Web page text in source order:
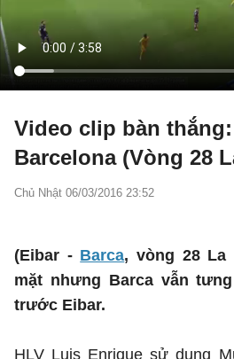
Video clip bàn
Barcelona (Vòng 28
Chủ Nhật 06/03/2016 23:52
(Eibar - Barca, vòng 28 La
mặt nhưng Barca vẫn
trước Eibar.
HLV Luis Enrique sử dụng